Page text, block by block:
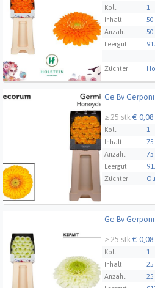
Kolli 1
Inhalt
50
Anzahl
50
Leergut
Züchter
Ge Bv
≥ 25 stk€ 0,08
Kolli 1
Inhalt
75
Anzahl
75
Leergut
Züchter
Ge Bv Gerponi Honeydew
Ge Bv
≥ 25 stk€ 0,08
Kolli 1
Inhalt
25
Anzahl
25
Ge Bv Gerponi Kermit